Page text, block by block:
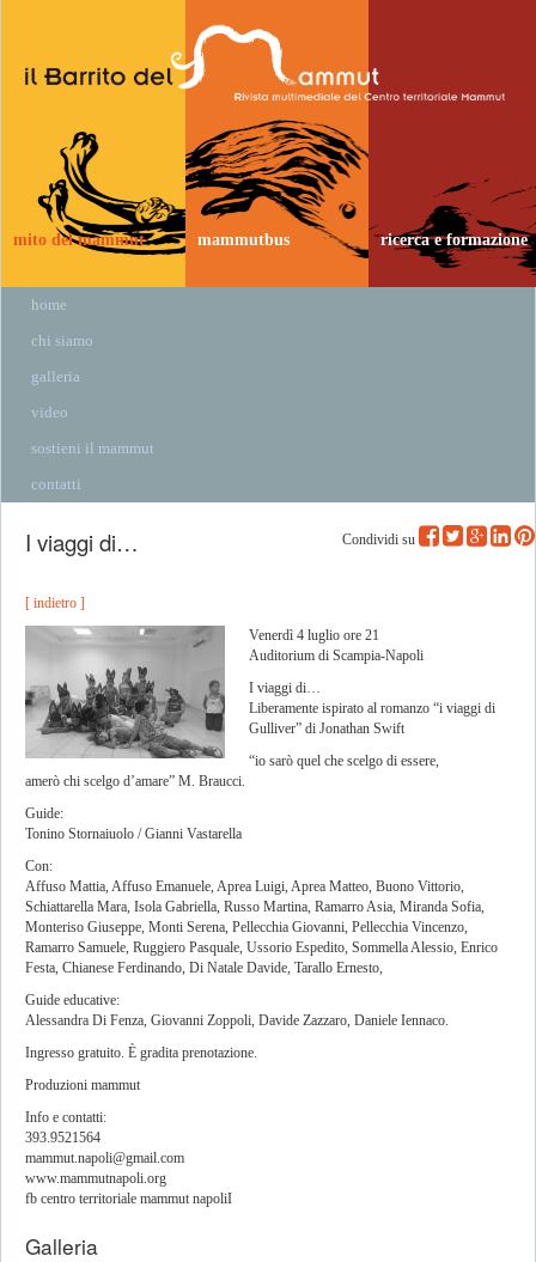
mito del mammut mammutbus ricerca e formazione
home
chi siamo
galleria
video
sostieni il mammut
contatti
Condividi su
I viaggi di…
[ indietro ]
Venerdì 4 luglio ore 21
Auditorium di Scampia-Napoli
I viaggi di…
Liberamente ispirato al romanzo “i viaggi di
Gulliver” di Jonathan Swift
“io sarò quel che scelgo di essere,
amerò chi scelgo d’amare” M. Braucci.
Guide:
Tonino Stornaiuolo / Gianni Vastarella
Con:
Affuso Mattia, Affuso Emanuele, Aprea Luigi, Aprea Matteo, Buono Vittorio,
Schiattarella Mara, Isola Gabriella, Russo Martina, Ramarro Asia, Miranda Sofia,
Monteriso Giuseppe, Monti Serena, Pellecchia Giovanni, Pellecchia Vincenzo,
Ramarro Samuele, Ruggiero Pasquale, Ussorio Espedito, Sommella Alessio, Enrico
Festa, Chianese Ferdinando, Di Natale Davide, Tarallo Ernesto,
Guide educative:
Alessandra Di Fenza, Giovanni Zoppoli, Davide Zazzaro, Daniele Iennaco.
Ingresso gratuito. È gradita prenotazione.
Produzioni mammut
Info e contatti:
393.9521564
mammut.napoli@gmail.com
www.mammutnapoli.org
fb centro territoriale mammut napoliI
Galleria